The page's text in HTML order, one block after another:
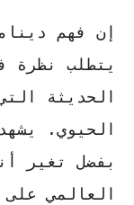
إن فهم
يتطلب نظرة
الحديثة
الحيوي.
بفضل تغير
العالمي